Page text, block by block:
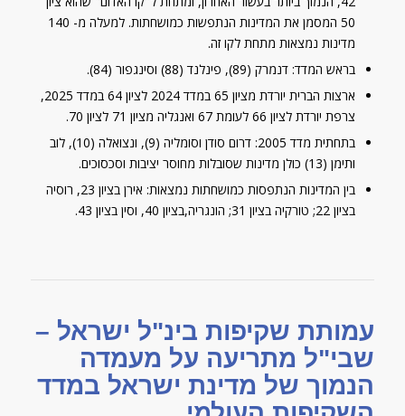
50 המסמן את המדינות הנתפשות כמושחתות. למעלה מ- 140
מדינות נמצאות מתחת לקו זה.
צרפת יורדת לציון 66 לעומת 67 ואנגליה מציון 71 לציון 70.
ותימן (13) כולן מדינות שסובלות מחוסר יציבות וסכסוכים.
בציון 22; טורקיה בציון 31; הונגריה,בציון 40, וסין בציון 43.
עמותת שקיפות בינ"ל ישראל –
שבי"ל מתריעה על מעמדה
הנמוך של מדינת ישראל במדד
השקיפות העולמי